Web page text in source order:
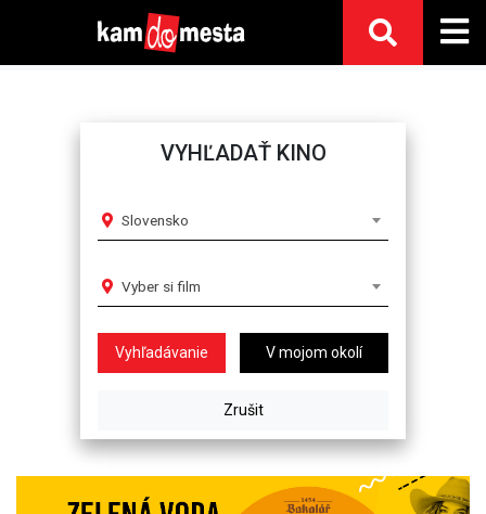
VYHĽADAŤ KINO
Slovensko
Vyber si film
V mojom okolí